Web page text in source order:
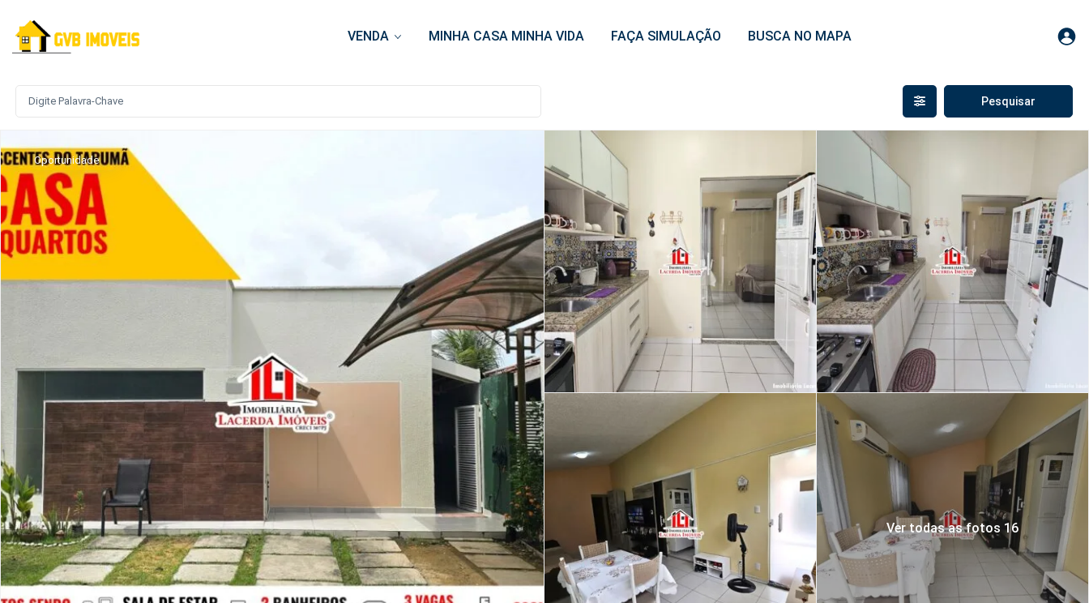
VENDA MINHA CASA MINHA VIDA FAÇA SIMULAÇÃO BUSCA NO MAPA
Oportunidade
Ver todas as fotos 16